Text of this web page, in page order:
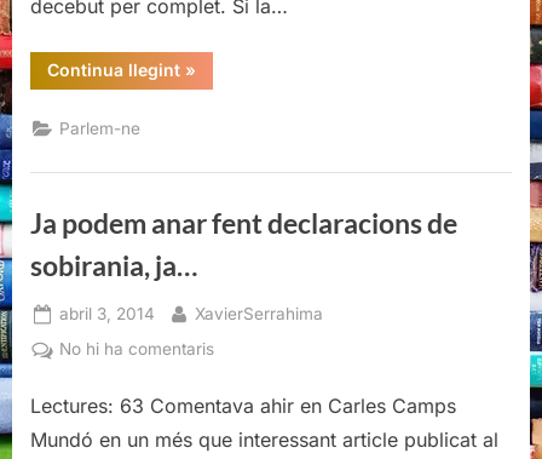
decebut per complet. Si la…
Continua llegint“Un
cop
dignitat
»
Parlem-ne
Ja podem anar fent declaracions de
sobirania, ja…
Posted
on
abril 3, 2014 By
XavierSerrahima
No hi ha comentarisa
podem
anar
Lectures: 63 Comentava ahir en Carles Camps
Mundó en un més que interessant article publicat al